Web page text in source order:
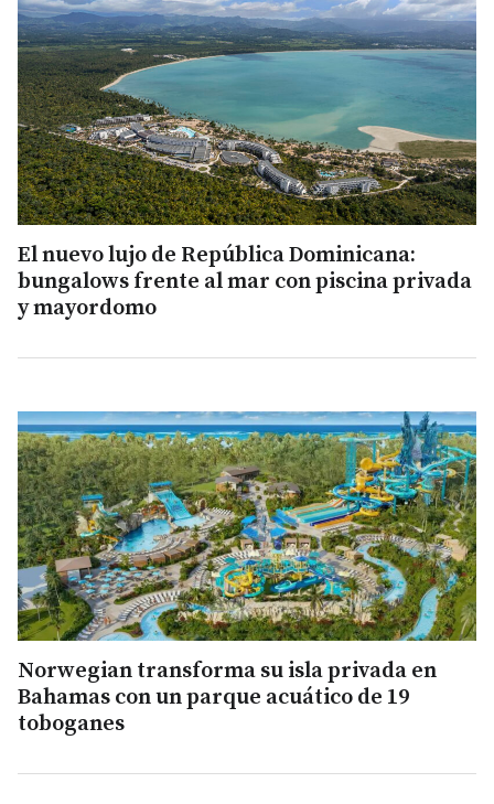
El nuevo lujo de República Dominicana:
bungalows frente al mar con piscina privada
y mayordomo
Norwegian transforma su isla privada en
Bahamas con un parque acuático de 19
toboganes